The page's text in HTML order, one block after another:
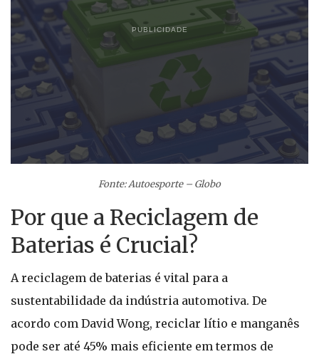
PUBLICIDADE
Fonte: Autoesporte – Globo
Por que a Reciclagem de
Baterias é Crucial?
A reciclagem de baterias é vital para a
sustentabilidade da indústria automotiva. De
acordo com David Wong, reciclar lítio e manganês
pode ser até 45% mais eficiente em termos de